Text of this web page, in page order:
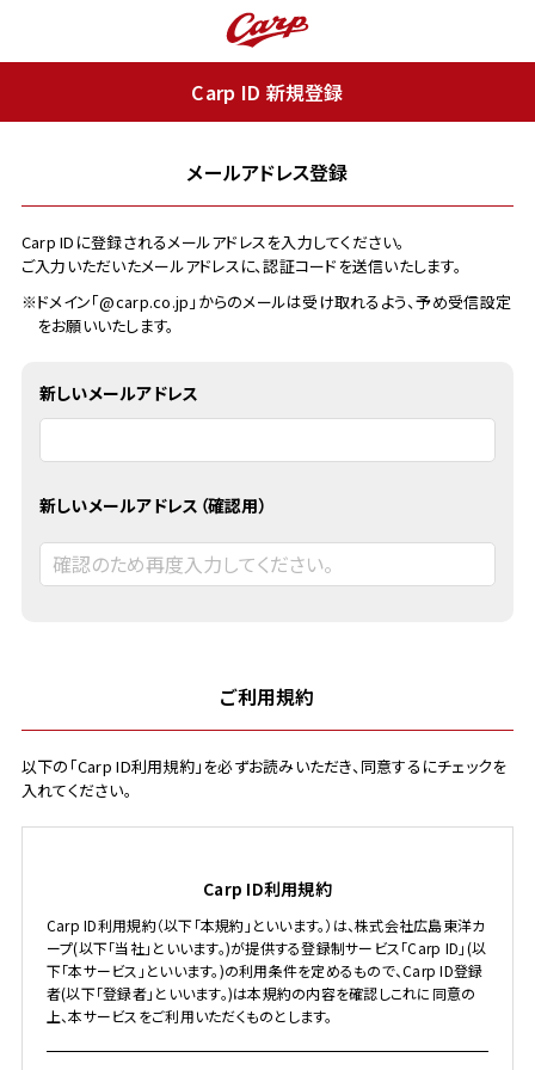
Carp ID 新規登録
メールアドレス登録
Carp IDに登録されるメールアドレスを入力してください。
ご入力いただいたメールアドレスに、認証コードを送信いたします。
※ドメイン「@carp.co.jp」からのメールは受け取れるよう、予め受信設定
をお願いいたします。
新しいメールアドレス
新しいメールアドレス（確認用）
ご利用規約
以下の「Carp ID利用規約」を必ずお読みいただき、同意するにチェックを
入れてください。
Carp ID利用規約
Carp ID利用規約（以下「本規約」といいます。）は、株式会社広島東洋カ
ープ(以下「当社」といいます。)が提供する登録制サービス「Carp ID」(以
下「本サービス」といいます。)の利用条件を定めるもので、Carp ID登録
者(以下「登録者」といいます。)は本規約の内容を確認しこれに同意の
上、本サービスをご利用いただくものとします。